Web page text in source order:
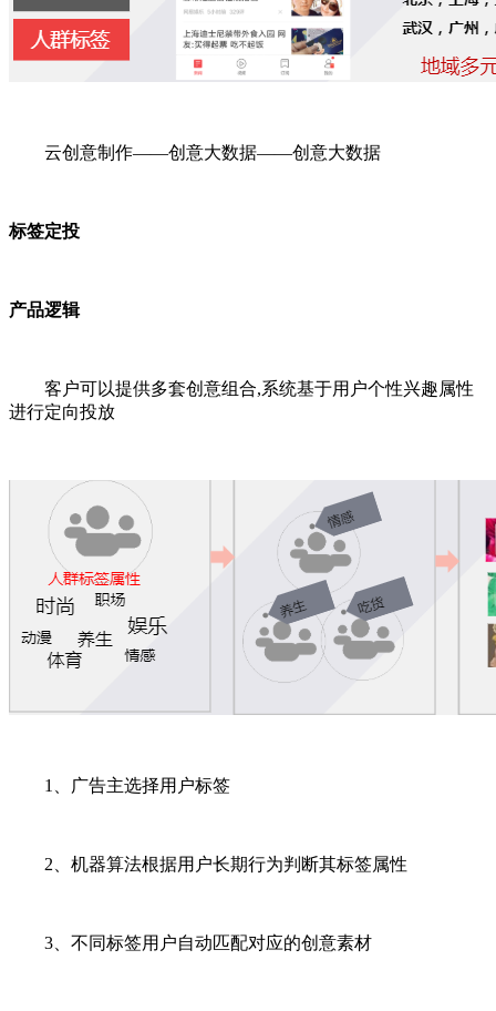
云创意制作——创意大数据——创意大数据
标签定投
产品逻辑
客户可以提供多套创意组合,系统基于用户个性兴趣属性
进行定向投放
1、广告主选择用户标签
2、机器算法根据用户长期行为判断其标签属性
3、不同标签用户自动匹配对应的创意素材